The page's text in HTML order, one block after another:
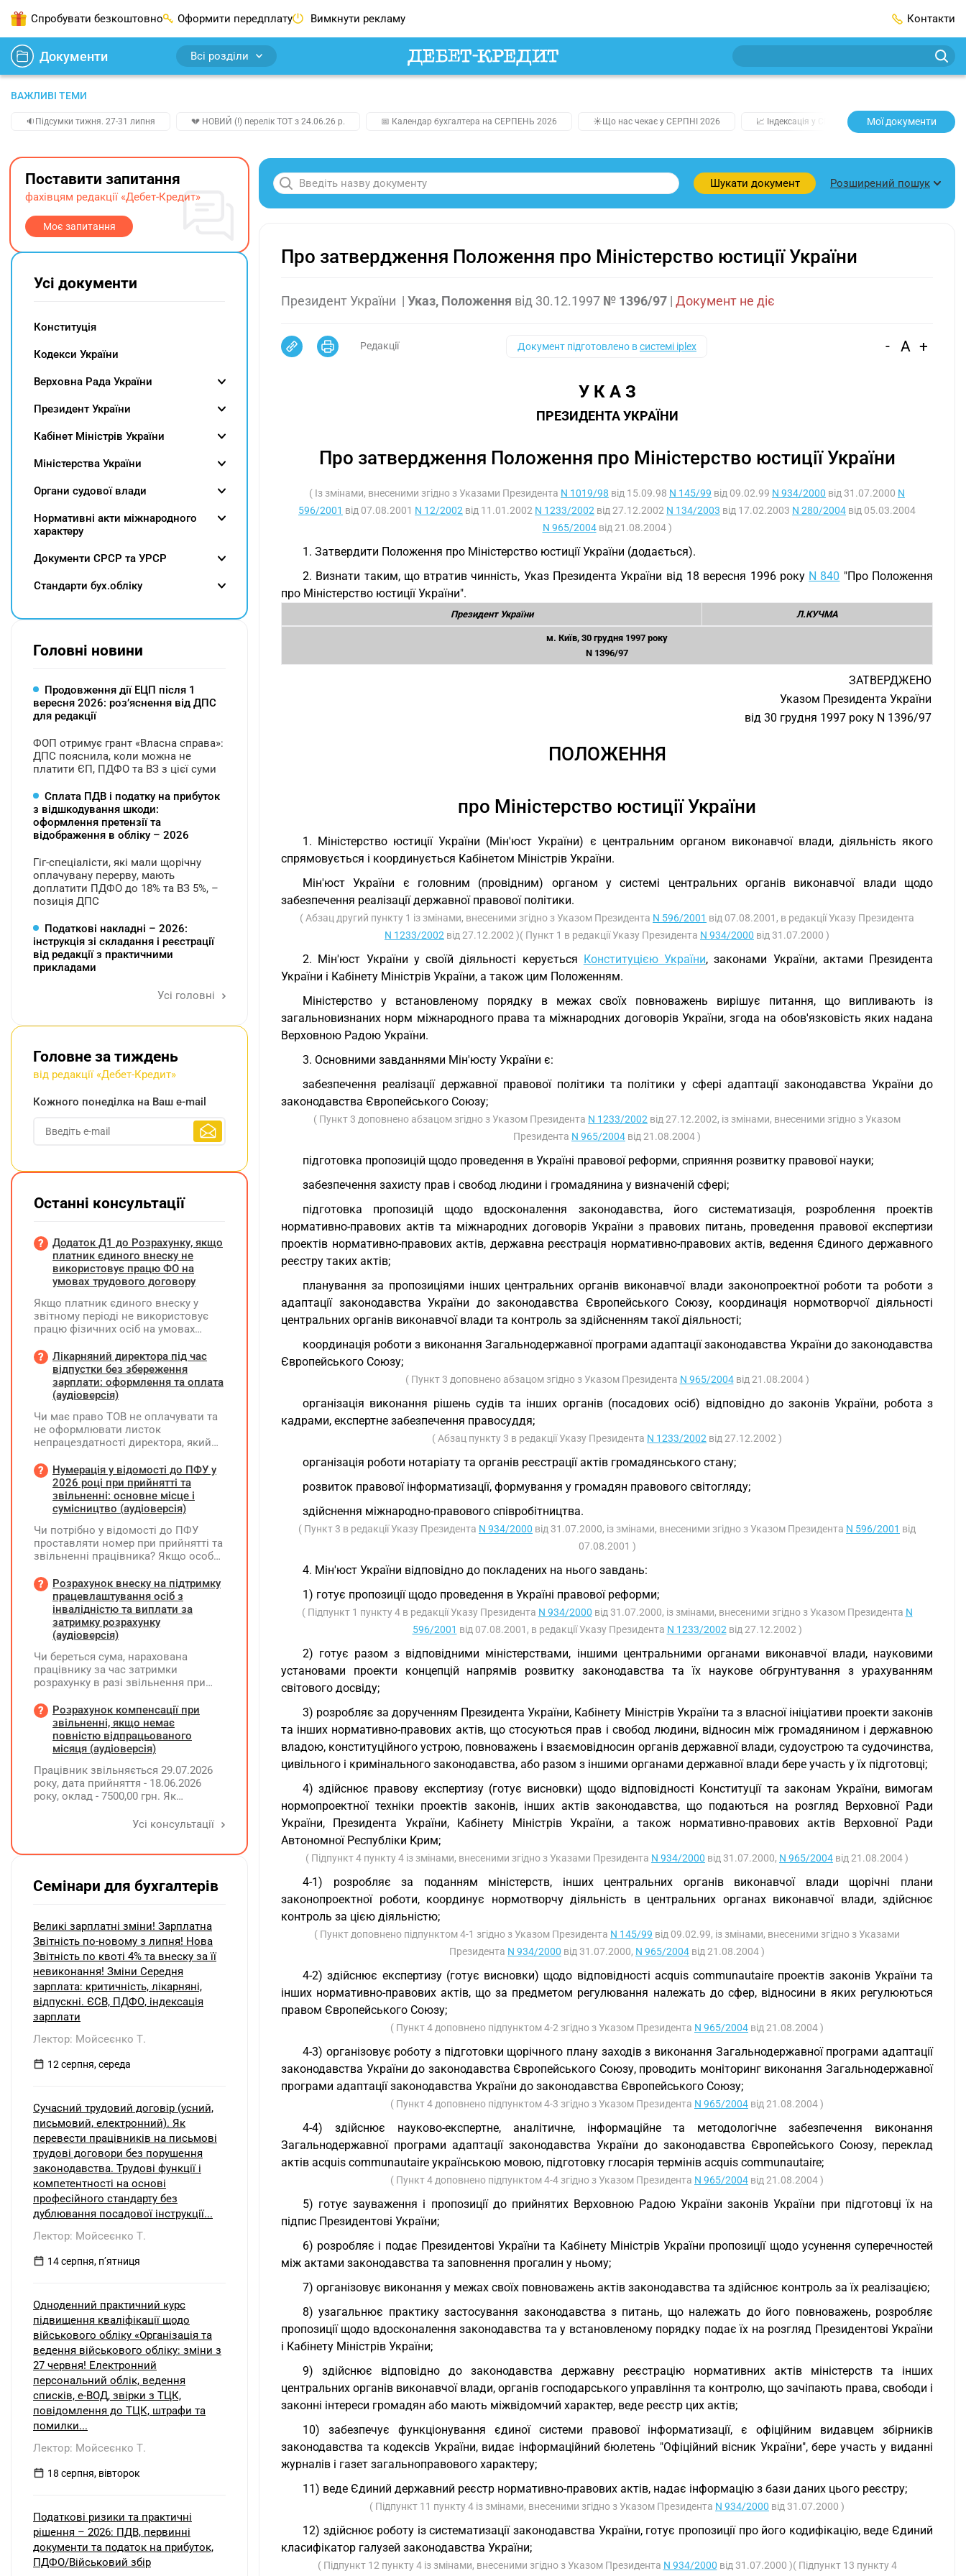
Спробувати безкоштовно Оформити передплату Вимкнути рекламу Контакти
Документи Всі розділи
ВАЖЛИВІ ТЕМИ
🔉Підсумки тижня. 27-31 липня 💔 НОВИЙ (!) перелік ТОТ з 24.06.26 р. 📅 Календар бухгалтера на СЕРПЕНЬ 2026 ☀️Що нас чекає у СЕРПНІ 2026 📈 Індексація у СЕРПНІ 2️⃣0️⃣2️⃣7️⃣ Усі
Мої документи
Шукати документ Розширений пошук
Про затвердження Положення про Міністерство юстиції України
Президент України | Указ, Положення від 30.12.1997 № 1396/97 | Документ не діє
Редакції Документ підготовлено всистемі iplex - A +
У К А З
ПРЕЗИДЕНТА УКРАЇНИ
Про затвердження Положення про Міністерство юстиції України
( Із змінами, внесеними згідно з Указами Президента N 1019/98 від 15.09.98 N 145/99 від 09.02.99 N 934/2000 від 31.07.2000 N
596/2001 від 07.08.2001 N 12/2002 від 11.01.2002 N 1233/2002 від 27.12.2002 N 134/2003 від 17.02.2003 N 280/2004 від 05.03.2004
N 965/2004від 21.08.2004 )
1. Затвердити Положення про Міністерство юстиції України (додається).
2. Визнати таким, що втратив чинність, Указ Президента України від 18 вересня 1996 року N 840 "Про Положення
про Міністерство юстиції України".
Президент України Л.КУЧМА
м. Київ, 30 грудня 1997 року
N 1396/97
ЗАТВЕРДЖЕНО
Указом Президента України
від 30 грудня 1997 року N 1396/97
ПОЛОЖЕННЯ
про Міністерство юстиції України
1. Міністерство юстиції України (Мін'юст України) є центральним органом виконавчої влади, діяльність якого
спрямовується і координується Кабінетом Міністрів України.
Мін'юст України є головним (провідним) органом у системі центральних органів виконавчої влади щодо
забезпечення реалізації державної правової політики.
( Абзац другий пункту 1 із змінами, внесеними згідно з Указом Президента N 596/2001 від 07.08.2001, в редакції Указу Президента
N 1233/2002 від 27.12.2002 )( Пункт 1 в редакції Указу Президента N 934/2000 від 31.07.2000 )
2. Мін'юст України у своїй діяльності керується Конституцією України, законами України, актами Президента
України і Кабінету Міністрів України, а також цим Положенням.
Міністерство у встановленому порядку в межах своїх повноважень вирішує питання, що випливають із
загальновизнаних норм міжнародного права та міжнародних договорів України, згода на обов'язковість яких надана
Верховною Радою України.
3. Основними завданнями Мін'юсту України є:
забезпечення реалізації державної правової політики та політики у сфері адаптації законодавства України до
законодавства Європейського Союзу;
( Пункт 3 доповнено абзацом згідно з Указом Президента N 1233/2002 від 27.12.2002, із змінами, внесеними згідно з Указом
Президента N 965/2004 від 21.08.2004 )
підготовка пропозицій щодо проведення в Україні правової реформи, сприяння розвитку правової науки;
забезпечення захисту прав і свобод людини і громадянина у визначеній сфері;
підготовка пропозицій щодо вдосконалення законодавства, його систематизація, розроблення проектів
нормативно-правових актів та міжнародних договорів України з правових питань, проведення правової експертизи
проектів нормативно-правових актів, державна реєстрація нормативно-правових актів, ведення Єдиного державного
реєстру таких актів;
планування за пропозиціями інших центральних органів виконавчої влади законопроектної роботи та роботи з
адаптації законодавства України до законодавства Європейського Союзу, координація нормотворчої діяльності
центральних органів виконавчої влади та контроль за здійсненням такої діяльності;
координація роботи з виконання Загальнодержавної програми адаптації законодавства України до законодавства
Європейського Союзу;
( Пункт 3 доповнено абзацом згідно з Указом Президента N 965/2004від 21.08.2004 )
організація виконання рішень судів та інших органів (посадових осіб) відповідно до законів України, робота з
кадрами, експертне забезпечення правосуддя;
( Абзац пункту 3 в редакції Указу Президента N 1233/2002 від 27.12.2002 )
організація роботи нотаріату та органів реєстрації актів громадянського стану;
розвиток правової інформатизації, формування у громадян правового світогляду;
здійснення міжнародно-правового співробітництва.
( Пункт 3 в редакції Указу Президента N 934/2000 від 31.07.2000, із змінами, внесеними згідно з Указом Президента N 596/2001 від
07.08.2001 )
4. Мін'юст України відповідно до покладених на нього завдань:
1) готує пропозиції щодо проведення в Україні правової реформи;
( Підпункт 1 пункту 4 в редакції Указу Президента N 934/2000 від 31.07.2000, із змінами, внесеними згідно з Указом Президента N
596/2001 від 07.08.2001, в редакції Указу Президента N 1233/2002 від 27.12.2002 )
2) готує разом з відповідними міністерствами, іншими центральними органами виконавчої влади, науковими
установами проекти концепцій напрямів розвитку законодавства та їх наукове обгрунтування з урахуванням
світового досвіду;
3) розробляє за дорученням Президента України, Кабінету Міністрів України та з власної ініціативи проекти законів
та інших нормативно-правових актів, що стосуються прав і свобод людини, відносин між громадянином і державною
владою, конституційного устрою, повноважень і взаємовідносин органів державної влади, судоустрою та судочинства,
цивільного і кримінального законодавства, або разом з іншими органами державної влади бере участь у їх підготовці;
4) здійснює правову експертизу (готує висновки) щодо відповідності Конституції та законам України, вимогам
нормопроектної техніки проектів законів, інших актів законодавства, що подаються на розгляд Верховної Ради
України, Президента України, Кабінету Міністрів України, а також нормативно-правових актів Верховної Ради
Автономної Республіки Крим;
( Підпункт 4 пункту 4 із змінами, внесеними згідно з Указами Президента N 934/2000 від 31.07.2000, N 965/2004 від 21.08.2004 )
4-1) розробляє за поданням міністерств, інших центральних органів виконавчої влади щорічні плани
законопроектної роботи, координує нормотворчу діяльність в центральних органах виконавчої влади, здійснює
контроль за цією діяльністю;
( Пункт доповнено підпунктом 4-1 згідно з Указом Президента N 145/99 від 09.02.99, із змінами, внесеними згідно з Указами
Президента N 934/2000 від 31.07.2000, N 965/2004 від 21.08.2004 )
4-2) здійснює експертизу (готує висновки) щодо відповідності acquis communautaire проектів законів України та
інших нормативно-правових актів, що за предметом регулювання належать до сфер, відносини в яких регулюються
правом Європейського Союзу;
( Пункт 4 доповнено підпунктом 4-2 згідно з Указом Президента N 965/2004 від 21.08.2004 )
4-3) організовує роботу з підготовки щорічного плану заходів з виконання Загальнодержавної програми адаптації
законодавства України до законодавства Європейського Союзу, проводить моніторинг виконання Загальнодержавної
програми адаптації законодавства України до законодавства Європейського Союзу;
( Пункт 4 доповнено підпунктом 4-3 згідно з Указом Президента N 965/2004 від 21.08.2004 )
4-4) здійснює науково-експертне, аналітичне, інформаційне та методологічне забезпечення виконання
Загальнодержавної програми адаптації законодавства України до законодавства Європейського Союзу, переклад
актів acquis communautaire українською мовою, підготовку глосарія термінів acquis communautaire;
( Пункт 4 доповнено підпунктом 4-4 згідно з Указом Президента N 965/2004 від 21.08.2004 )
5) готує зауваження і пропозиції до прийнятих Верховною Радою України законів України при підготовці їх на
підпис Президентові України;
6) розробляє і подає Президентові України та Кабінету Міністрів України пропозиції щодо усунення суперечностей
між актами законодавства та заповнення прогалин у ньому;
7) організовує виконання у межах своїх повноважень актів законодавства та здійснює контроль за їх реалізацією;
8) узагальнює практику застосування законодавства з питань, що належать до його повноважень, розробляє
пропозиції щодо вдосконалення законодавства та у встановленому порядку подає їх на розгляд Президентові України
і Кабінету Міністрів України;
9) здійснює відповідно до законодавства державну реєстрацію нормативних актів міністерств та інших
центральних органів виконавчої влади, органів господарського управління та контролю, що зачіпають права, свободи і
законні інтереси громадян або мають міжвідомчий характер, веде реєстр цих актів;
10) забезпечує функціонування єдиної системи правової інформатизації, є офіційним видавцем збірників
законодавства та кодексів України, видає інформаційний бюлетень "Офіційний вісник України", бере участь у виданні
журналів і газет загальноправового характеру;
11) веде Єдиний державний реєстр нормативно-правових актів, надає інформацію з бази даних цього реєстру;
( Підпункт 11 пункту 4 із змінами, внесеними згідно з Указом Президента N 934/2000 від 31.07.2000 )
12) здійснює роботу із систематизації законодавства України, готує пропозиції про його кодифікацію, веде Єдиний
класифікатор галузей законодавства України;
( Підпункт 12 пункту 4 із змінами, внесеними згідно з Указом Президента N 934/2000 від 31.07.2000 )( Підпункт 13 пункту 4
Поставити запитання
фахівцям редакції «Дебет-Кредит»
Моє запитання
Усі документи
Конституція
Кодекси України
Верховна Рада України
Президент України
Кабінет Міністрів України
Міністерства України
Органи судової влади
Нормативні акти міжнародного
характеру
Документи СРСР та УРСР
Cтандарти бух.обліку
Головні новини
Продовження дії ЕЦП після 1
вересня 2026: розʼяснення від ДПС
для редакції
ФОП отримує грант «Власна справа»:
ДПС пояснила, коли можна не
платити ЄП, ПДФО та ВЗ з цієї суми
Сплата ПДВ і податку на прибуток
з відшкодування шкоди:
оформлення претензії та
відображення в обліку – 2026
Гіг-спеціалісти, які мали щорічну
оплачувану перерву, мають
доплатити ПДФО до 18% та ВЗ 5%, –
позиція ДПС
Податкові накладні – 2026:
інструкція зі складання і реєстрації
від редакції з практичними
прикладами
Усі головні
Головне за тиждень
від редакції «Дебет-Кредит»
Кожного понеділка на Ваш e-mail
Останні консультації
Додаток Д1 до Розрахунку, якщо
платник єдиного внеску не
використовує працю ФО на
умовах трудового договору
Якщо платник єдиного внеску у
звітному періоді не використовує
працю фізичних осіб на умовах
на інших умовах, передбачених
законодавством, Додаток Д1/
Додаток ФІЗ-Д1 за відповідний
період не подається
Лікарняний директора під час
відпустки без збереження
зарплати: оформлення та оплата
(аудіоверсія)
Чи має право ТОВ не оплачувати та
не оформлювати листок
непрацездатності директора, який
збереження заробітної плати під час
призупинення діяльності
підприємства?
Нумерація у відомості до ПФУ у
2026 році при прийнятті та
звільненні: основне місце і
сумісництво (аудіоверсія)
Чи потрібно у відомості до ПФУ
проставляти номер при прийнятті та
звільненні працівника? Якщо особа
місцем роботи та за сумісництвом,
чи рахується це як два роботодавці?
Розрахунок внеску на підтримку
працевлаштування осіб з
інвалідністю та виплати за
затримку розрахунку
(аудіоверсія)
Чи береться сума, нарахована
працівнику за час затримки
розрахунку в разі звільнення при
заробітної плати (винагороди), для
розрахунку внеску на підтримку
працевлаштування осіб з
інвалідністю?
Розрахунок компенсації при
звільненні, якщо немає
повністю відпрацьованого
місяця (аудіоверсія)
Працівник звільняється 29.07.2026
року, дата прийняття - 18.06.2026
року, оклад - 7500,00 грн. Як
невикористаних днів відпустки при
Усі консультації
Семінари для бухгалтерів
Великі зарплатні зміни! Зарплатна
Звітність по-новому з липня! Нова
Звітність по квоті 4% та внеску за її
невиконання! Зміни Середня
зарплата: критичність, лікарняні,
відпускні. ЄСВ, ПДФО, індексація
зарплати
Лектор: Мойсеєнко Т.
12 серпня, середа
Сучасний трудовий договір (усний,
письмовий, електронний). Як
перевести працівників на письмові
трудові договори без порушення
законодавства. Трудові функції і
компетентності на основі
професійного стандарту без
дублювання посадової інструкції...
Лектор: Мойсеєнко Т.
14 серпня, пʼятниця
Одноденний практичний курс
підвищення кваліфікації щодо
військового обліку «Організація та
ведення військового обліку: зміни з
27 червня! Електронний
персональний облік, ведення
списків, е-ВОД, звірки з ТЦК,
повідомлення до ТЦК, штрафи та
помилки...
Лектор: Мойсеєнко Т.
18 серпня, вівторок
Податкові ризики та практичні
рішення – 2026: ПДВ, первинні
документи та податок на прибуток,
ПДФО/Військовий збір